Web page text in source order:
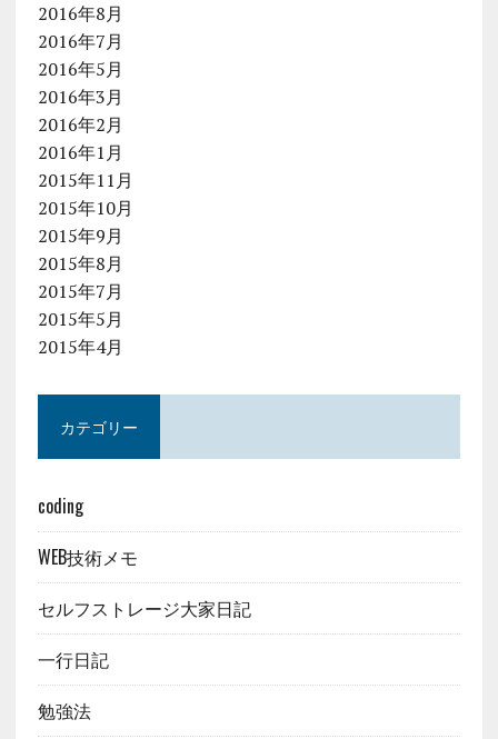
2016年8月
2016年7月
2016年5月
2016年3月
2016年2月
2016年1月
2015年11月
2015年10月
2015年9月
2015年8月
2015年7月
2015年5月
2015年4月
カテゴリー
coding
WEB技術メモ
セルフストレージ大家日記
一行日記
勉強法